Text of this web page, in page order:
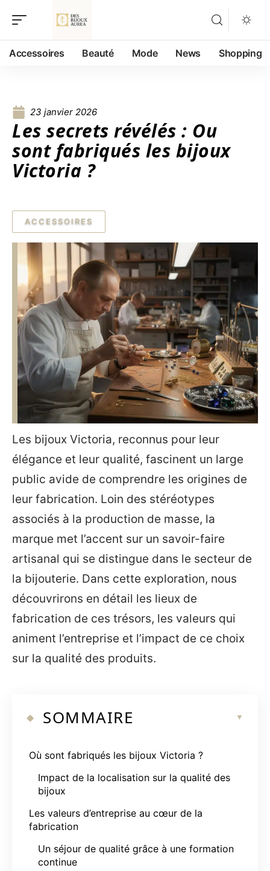
Accessoires Beauté Mode News Shopping
23 janvier 2026
Les secrets révélés : Ou
sont fabriqués les bijoux
Victoria ?
ACCESSOIRES
Les bijoux Victoria, reconnus pour leur
élégance et leur qualité, fascinent un large
public avide de comprendre les origines de
leur fabrication. Loin des stéréotypes
associés à la production de masse, la
marque met l’accent sur un savoir-faire
artisanal qui se distingue dans le secteur de
la bijouterie. Dans cette exploration, nous
découvrirons en détail les lieux de
fabrication de ces trésors, les valeurs qui
animent l’entreprise et l’impact de ce choix
sur la qualité des produits.
SOMMAIRE
Où sont fabriqués les bijoux Victoria ?
Impact de la localisation sur la qualité des
bijoux
Les valeurs d’entreprise au cœur de la
fabrication
Un séjour de qualité grâce à une formation
continue